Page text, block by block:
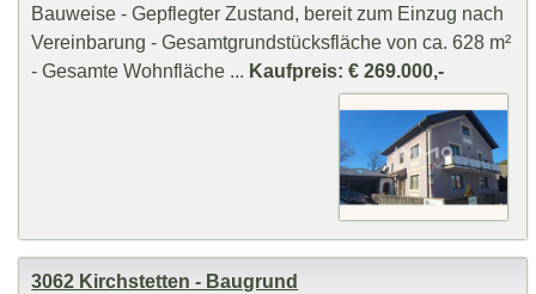
Bauweise - Gepflegter Zustand, bereit zum Einzug nach
Vereinbarung - Gesamtgrundstücksfläche von ca. 628 m²
- Gesamte Wohnfläche ... Kaufpreis: € 269.000,-
3062 Kirchstetten - Baugrund